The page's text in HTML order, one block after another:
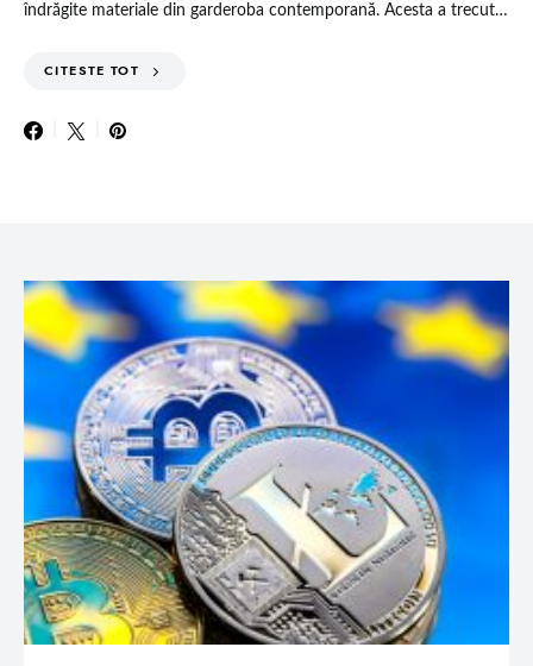
îndrăgite materiale din garderoba contemporană. Acesta a trecut…
CITESTE TOT